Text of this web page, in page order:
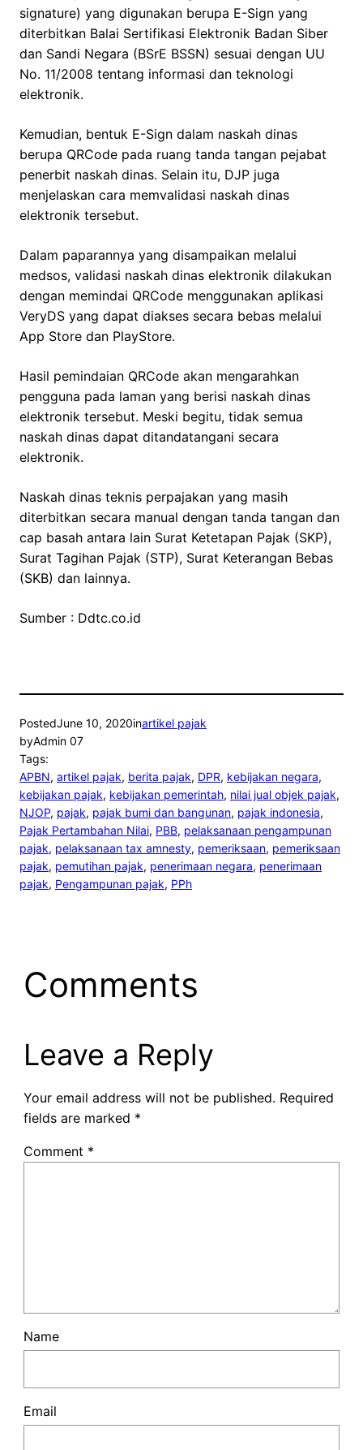
signature) yang digunakan berupa E-Sign yang
diterbitkan Balai Sertifikasi Elektronik Badan Siber
dan Sandi Negara (BSrE BSSN) sesuai dengan UU
No. 11/2008 tentang informasi dan teknologi
elektronik.
Kemudian, bentuk E-Sign dalam naskah dinas
berupa QRCode pada ruang tanda tangan pejabat
penerbit naskah dinas. Selain itu, DJP juga
menjelaskan cara memvalidasi naskah dinas
elektronik tersebut.
Dalam paparannya yang disampaikan melalui
medsos, validasi naskah dinas elektronik dilakukan
dengan memindai QRCode menggunakan aplikasi
VeryDS yang dapat diakses secara bebas melalui
App Store dan PlayStore.
Hasil pemindaian QRCode akan mengarahkan
pengguna pada laman yang berisi naskah dinas
elektronik tersebut. Meski begitu, tidak semua
naskah dinas dapat ditandatangani secara
elektronik.
Naskah dinas teknis perpajakan yang masih
diterbitkan secara manual dengan tanda tangan dan
cap basah antara lain Surat Ketetapan Pajak (SKP),
Surat Tagihan Pajak (STP), Surat Keterangan Bebas
(SKB) dan lainnya.
Sumber : Ddtc.co.id
PostedJune 10, 2020inartikel pajak
byAdmin 07
Tags:
APBN, artikel pajak, berita pajak, DPR, kebijakan negara
kebijakan pajak, kebijakan pemerintah, nilai jual objek pajak
NJOP, pajak, pajak bumi dan bangunan, pajak indonesia
Pajak Pertambahan Nilai, PBB, pelaksanaan pengampunan
pajak, pelaksanaan tax amnesty, pemeriksaan, pemeriksaan
pajak, pemutihan pajak, penerimaan negara, penerimaan
pajak, Pengampunan pajak, PPh
Comments
Leave a Reply
Your email address will not be published. Required
fields are marked *
Comment *
Name
Email